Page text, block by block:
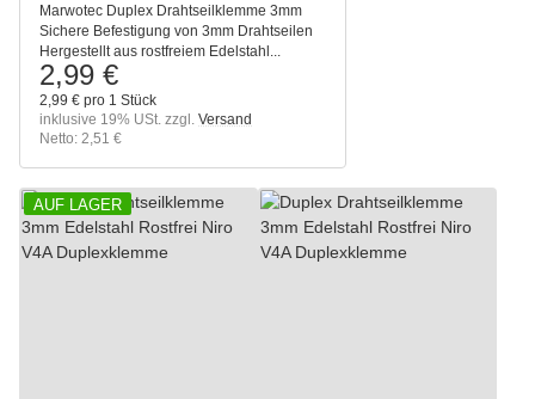
Marwotec Duplex Drahtseilklemme 3mm
Sichere Befestigung von 3mm Drahtseilen
Hergestellt aus rostfreiem Edelstahl...
2,99 €
2,99 € pro 1 Stück
inklusive 19% USt. zzgl. Versand
Netto: 2,51 €
AUF LAGER